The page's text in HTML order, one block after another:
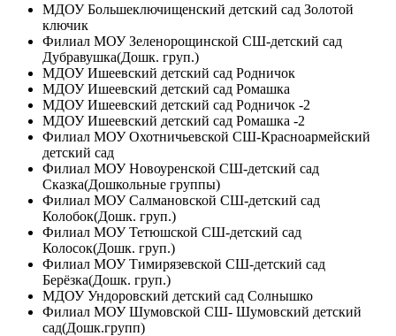
МДОУ Большеключищенский детский сад Золотой
ключик
Филиал МОУ Зеленорощинской СШ-детский сад
Дубравушка(Дошк. груп.)
МДОУ Ишеевский детский сад Родничок
МДОУ Ишеевский детский сад Ромашка
МДОУ Ишеевский детский сад Родничок -2
МДОУ Ишеевский детский сад Ромашка -2
Филиал МОУ Охотничьевской СШ-Красноармейский
детский сад
Филиал МОУ Новоуренской СШ-детский сад
Сказка(Дошкольные группы)
Филиал МОУ Салмановской СШ-детский сад
Колобок(Дошк. груп.)
Филиал МОУ Тетюшской СШ-детский сад
Колосок(Дошк. груп.)
Филиал МОУ Тимирязевской СШ-детский сад
Берёзка(Дошк. груп.)
МДОУ Ундоровский детский сад Солнышко
Филиал МОУ Шумовской СШ- Шумовский детский
сад(Дошк.групп)